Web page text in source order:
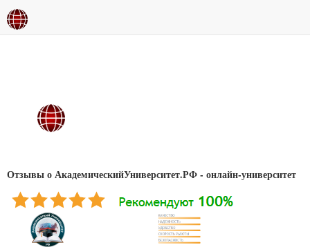
Отзывы о АкадемическийУниверситет.РФ - онлайн-университет